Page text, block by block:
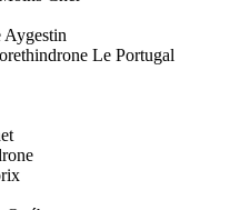
Aygestin
Le Portugal